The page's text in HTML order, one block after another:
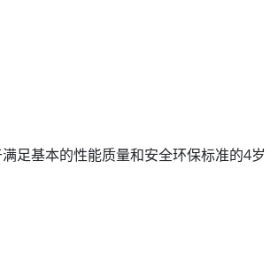
足基本的性能质量和安全环保标准的4岁